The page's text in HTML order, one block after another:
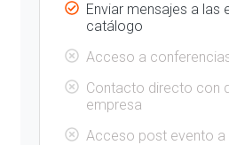
Enviar mensajes a las
catálogo
Acceso a
Contacto directo con
empresa
Acceso post evento a